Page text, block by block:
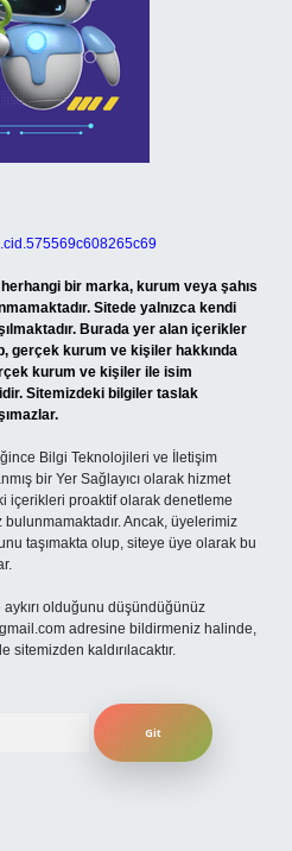
bir marka, kurum veya şahıs
Sitede yalnızca kendi
Burada yer alan içerikler
gerçek kurum ve kişiler hakkında
kurum ve kişiler ile isim
Sitemizdeki bilgiler taslak
Bilgi Teknolojileri ve İletişim
bir Yer Sağlayıcı olarak hizmet
içerikleri proaktif olarak denetleme
Ancak, üyelerimiz
taşımakta olup, siteye üye olarak bu
olduğunu düşündüğünüz
adresine bildirmeniz halinde,
kaldırılacaktır.